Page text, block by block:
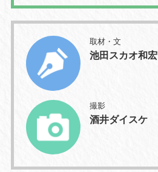
取材・文
池田スカオ和宏
撮影
酒井ダイスケ